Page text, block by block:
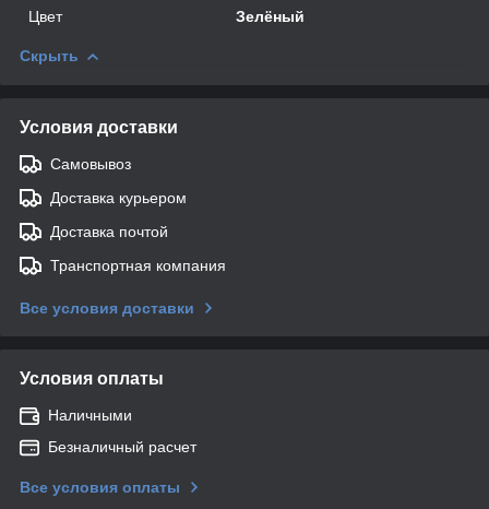
Цвет
Зелёный
Скрыть
Условия доставки
Самовывоз
Доставка курьером
Доставка почтой
Транспортная компания
Все условия доставки
Условия оплаты
Наличными
Безналичный расчет
Все условия оплаты